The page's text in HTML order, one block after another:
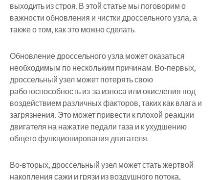
выходить из строя. В этой статье мы поговорим о
важности обновления и чистки дроссельного узла, а
также о том, как это можно сделать.
Обновление дроссельного узла может оказаться
необходимым по нескольким причинам. Во-первых,
дроссельный узел может потерять свою
работоспособность из-за износа или окисления под
воздействием различных факторов, таких как влага и
загрязнения. Это может привести к плохой реакции
двигателя на нажатие педали газа и к ухудшению
общего функционирования двигателя.
Во-вторых, дроссельный узел может стать жертвой
накопления сажи и грязи из воздушного потока,